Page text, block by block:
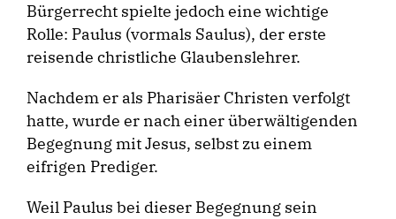
Bürgerrecht spielte jedoch eine wichtige
Rolle: Paulus (vormals Saulus), der erste
reisende christliche Glaubenslehrer.
Nachdem er als Pharisäer Christen verfolgt
hatte, wurde er nach einer überwältigenden
Begegnung mit Jesus, selbst zu einem
eifrigen Prediger.
Weil Paulus bei dieser Begegnung sein